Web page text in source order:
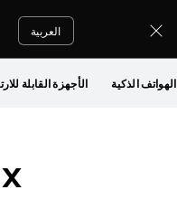
العربية
الهواتف الذكية الأجهزة القابلة